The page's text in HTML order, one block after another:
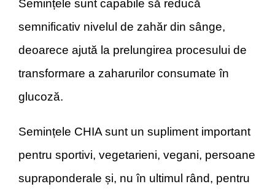
Semințele sunt capabile să reducă
semnificativ nivelul de zahăr din sânge,
deoarece ajută la prelungirea procesului de
transformare a zaharurilor consumate în
glucoză.
Semințele CHIA sunt un supliment important
pentru sportivi, vegetarieni, vegani, persoane
supraponderale și, nu în ultimul rând, pentru